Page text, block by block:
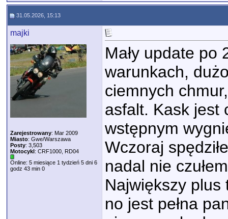
31.05.2026, 15:13
majki
Zarejestrowany: Mar 2009
Miasto: Gwe/Warszawa
Posty: 3,503
Motocykl: CRF1000, RD04
Online: 5 miesiące 1 tydzień 5 dni 6
godz 43 min 0
Mały update po
warunkach,
ciemnych
asfalt. Kask jest
wstępnym
Wczoraj
nadal nie
Największy plus
no jest pełna